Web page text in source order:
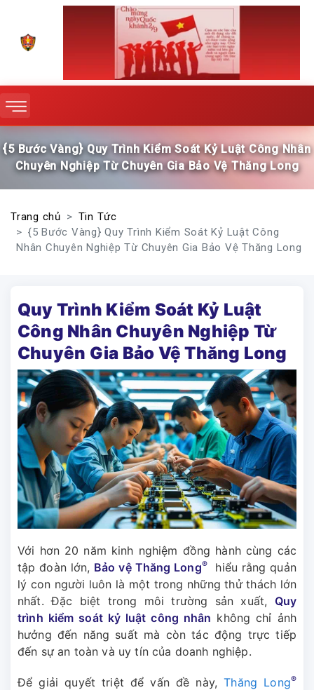
{5 Bước Vàng} Quy Trình Kiểm Soát Kỷ Luật Công Nhân
Chuyên Nghiệp Từ Chuyên Gia Bảo Vệ Thăng Long
Trang chủ
Tin Tức
{5 Bước Vàng} Quy Trình Kiểm Soát Kỷ Luật Công
Nhân Chuyên Nghiệp Từ Chuyên Gia Bảo Vệ Thăng Long
Quy Trình Kiểm Soát Kỷ Luật
Công Nhân Chuyên Nghiệp Từ
Chuyên Gia Bảo Vệ Thăng Long
Với hơn 20 năm kinh nghiệm đồng hành cùng các
tập đoàn lớn, Bảo vệ Thăng Long®hiểu rằng quản
lý con người luôn là một trong những thử thách lớn
nhất. Đặc biệt trong môi trường sản xuất, Quy
trình kiểm soát kỷ luật công nhân không chỉ ảnh
hưởng đến năng suất mà còn tác động trực tiếp
đến sự an toàn và uy tín của doanh nghiệp.
Để giải quyết triệt để vấn đề này,Thăng Long®